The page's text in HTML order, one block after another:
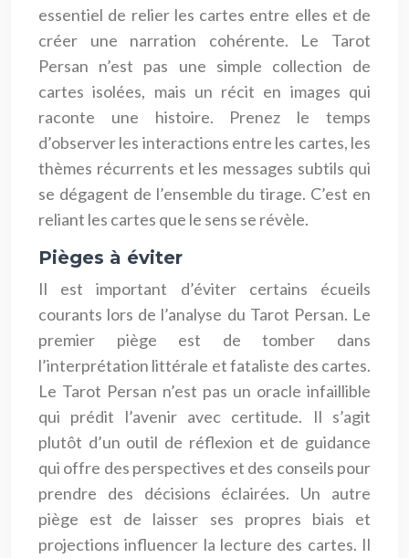
essentiel de relier les cartes entre elles et de
créer une narration cohérente. Le Tarot
Persan n’est pas une simple collection de
cartes isolées, mais un récit en images qui
raconte une histoire. Prenez le temps
d’observer les interactions entre les cartes, les
thèmes récurrents et les messages subtils qui
se dégagent de l’ensemble du tirage. C’est en
reliant les cartes que le sens se révèle.
Pièges à éviter
Il est important d’éviter certains écueils
courants lors de l’analyse du Tarot Persan. Le
premier piège est de tomber dans
l’interprétation littérale et fataliste des cartes.
Le Tarot Persan n’est pas un oracle infaillible
qui prédit l’avenir avec certitude. Il s’agit
plutôt d’un outil de réflexion et de guidance
qui offre des perspectives et des conseils pour
prendre des décisions éclairées. Un autre
piège est de laisser ses propres biais et
projections influencer la lecture des cartes. Il